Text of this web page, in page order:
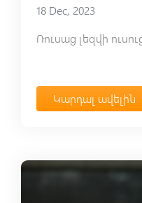
18 Dec, 2023
Կարդալ ավելին